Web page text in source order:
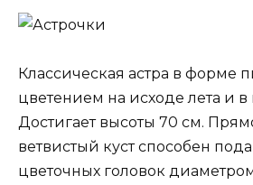
Классическая астра в форме
цветением на исходе лета и в
Достигает высоты 70 см.
ветвистый куст способен
цветочных головок